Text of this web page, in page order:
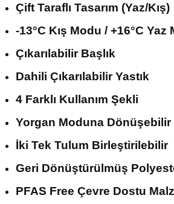
Çift Taraflı Tasarım (Yaz/Kış)
-13°C Kış Modu / +16°C Yaz
Çıkarılabilir Başlık
Dahili Çıkarılabilir Yastık
4 Farklı Kullanım Şekli
Yorgan Moduna Dönüşebilir
İki Tek Tulum Birleştirilebilir
Geri Dönüştürülmüş
PFAS Free Çevre Dostu